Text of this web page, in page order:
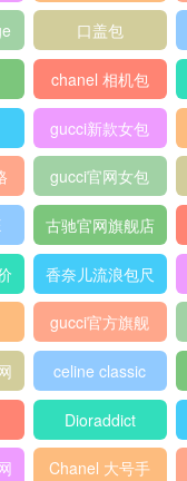
口盖包
chanel 相机包
gucci新款女包
gucci官网女包
古驰官网旗舰店
香奈儿流浪包尺
寸
gucci官方旗舰
店
celine classic
box
Dioraddict
Chanel 大号手